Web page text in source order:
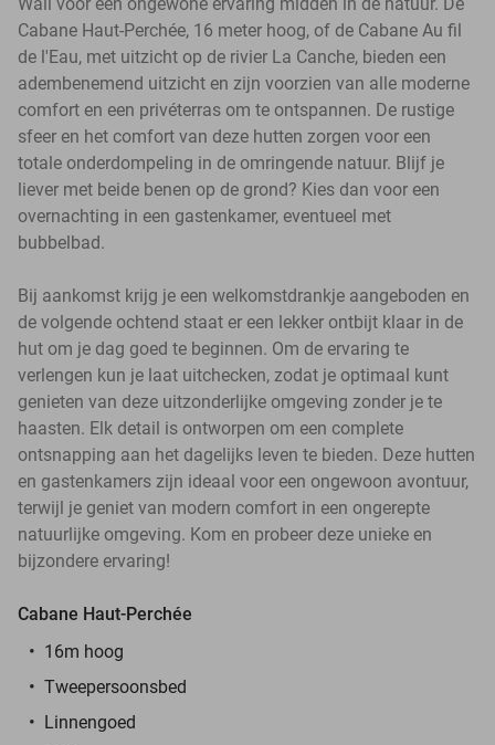
Cabane Haut-Perchée, 16 meter hoog, of de Cabane Au fil
de l'Eau, met uitzicht op de rivier La Canche, bieden een
adembenemend uitzicht en zijn voorzien van alle moderne
comfort en een privéterras om te ontspannen. De rustige
sfeer en het comfort van deze hutten zorgen voor een
totale onderdompeling in de omringende natuur. Blijf je
liever met beide benen op de grond? Kies dan voor een
overnachting in een gastenkamer, eventueel met
bubbelbad.
Bij aankomst krijg je een welkomstdrankje aangeboden en
de volgende ochtend staat er een lekker ontbijt klaar in de
hut om je dag goed te beginnen. Om de ervaring te
verlengen kun je laat uitchecken, zodat je optimaal kunt
genieten van deze uitzonderlijke omgeving zonder je te
haasten. Elk detail is ontworpen om een complete
ontsnapping aan het dagelijks leven te bieden. Deze hutten
en gastenkamers zijn ideaal voor een ongewoon avontuur,
terwijl je geniet van modern comfort in een ongerepte
natuurlijke omgeving. Kom en probeer deze unieke en
bijzondere ervaring!
Cabane Haut-Perchée
16m hoog
Tweepersoonsbed
Linnengoed